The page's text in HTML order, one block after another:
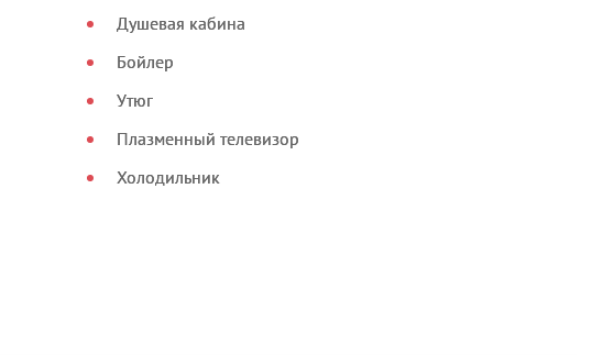
Душевая кабина
Бойлер
Утюг
Плазменный телевизор
Холодильник